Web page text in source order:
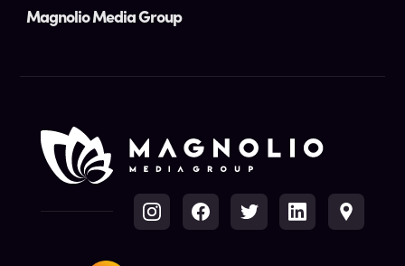
Magnolio Media Group